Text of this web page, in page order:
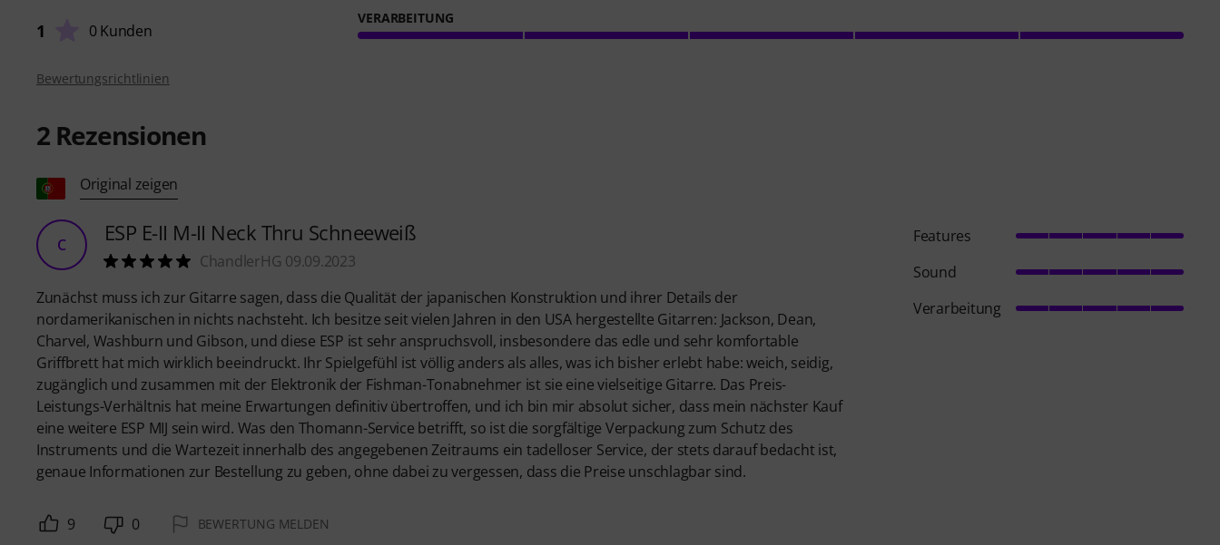
1 0 Kunden
VERARBEITUNG
Bewertungsrichtlinien
2 Rezensionen
Original zeigen
C ESP E-II M-II Neck Thru Schneeweiß
ChandlerHG 09.09.2023
Zunächst muss ich zur Gitarre sagen, dass die Qualität der japanischen Konstruktion und ihrer Details der
nordamerikanischen in nichts nachsteht. Ich besitze seit vielen Jahren in den USA hergestellte Gitarren: Jackson, Dean,
Charvel, Washburn und Gibson, und diese ESP ist sehr anspruchsvoll, insbesondere das edle und sehr komfortable
Griffbrett hat mich wirklich beeindruckt. Ihr Spielgefühl ist völlig anders als alles, was ich bisher erlebt habe: weich, seidig,
zugänglich und zusammen mit der Elektronik der Fishman-Tonabnehmer ist sie eine vielseitige Gitarre. Das Preis-
Leistungs-Verhältnis hat meine Erwartungen definitiv übertroffen, und ich bin mir absolut sicher, dass mein nächster Kauf
eine weitere ESP MIJ sein wird. Was den Thomann-Service betrifft, so ist die sorgfältige Verpackung zum Schutz des
Instruments und die Wartezeit innerhalb des angegebenen Zeitraums ein tadelloser Service, der stets darauf bedacht ist,
genaue Informationen zur Bestellung zu geben, ohne dabei zu vergessen, dass die Preise unschlagbar sind.
Features
Sound
Verarbeitung
9 0 BEWERTUNG MELDEN